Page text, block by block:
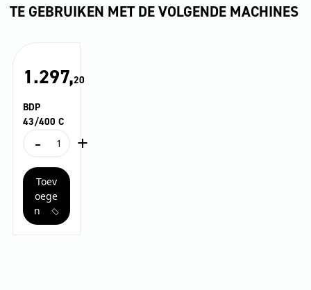
TE GEBRUIKEN MET DE VOLGENDE MACHINES
1.297,20
BDP
43/400 C
-
BDP
C
aantal
+
Toev
oege
n